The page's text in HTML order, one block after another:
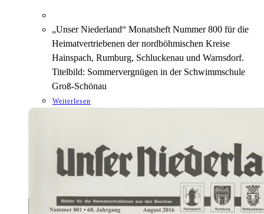
„Unser Niederland“ Monatsheft Nummer 800 für die
Heimatvertriebenen der nordböhmischen Kreise
Hainspach, Rumburg, Schluckenau und Warnsdorf.
Titelbild: Sommervergnügen in der Schwimmschule
Groß-Schönau
Weiterlesen